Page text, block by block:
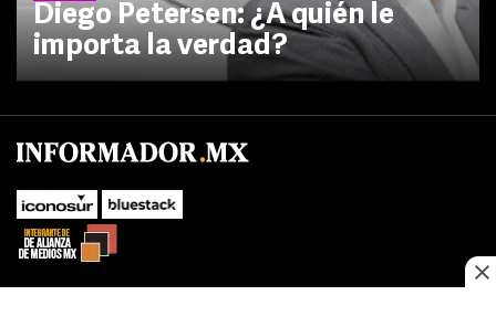
Diego Petersen: ¿A quién le
importa la verdad?